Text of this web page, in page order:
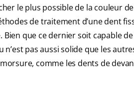
le plus possible de la couleur
de traitement d’une dent
que ce dernier soit capable
pas aussi solide que les
comme les dents de